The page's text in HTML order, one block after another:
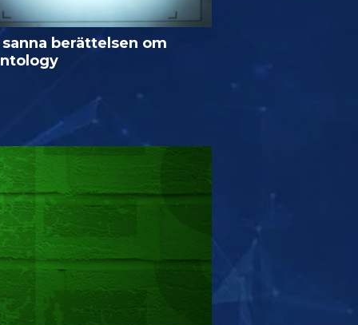
sanna berättelsen om